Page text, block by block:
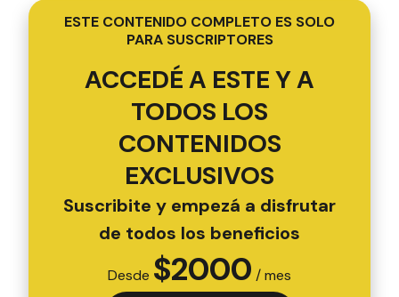
ESTE CONTENIDO COMPLETO ES SOLO
PARA SUSCRIPTORES
ACCEDÉ A ESTE Y A
TODOS LOS
CONTENIDOS
EXCLUSIVOS
Suscribite y empezá a disfrutar
de todos los beneficios
Desde $2000 / mes